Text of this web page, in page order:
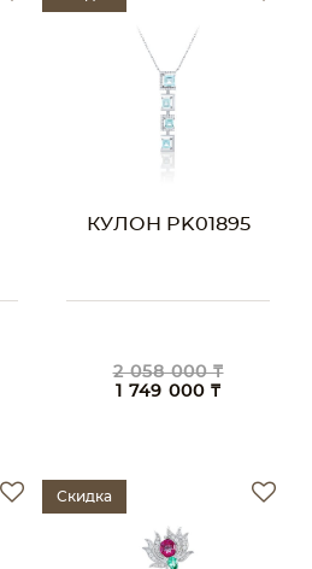
КУЛОН PK01895
2 058 000 ₸
1 749 000 ₸
Скидка